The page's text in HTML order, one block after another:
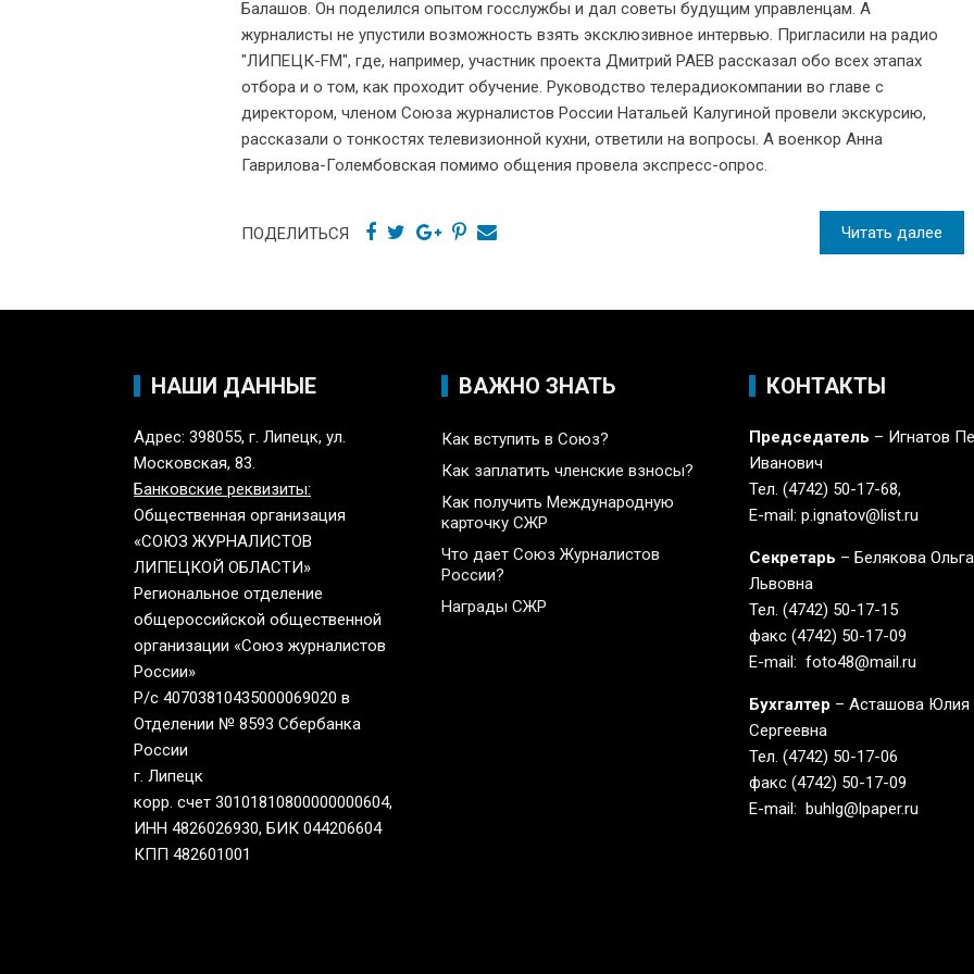
Балашов. Он поделился опытом госслужбы и дал советы будущим управленцам. А
журналисты не упустили возможность взять эксклюзивное интервью. Пригласили на радио
"ЛИПЕЦК-FM", где, например, участник проекта Дмитрий РАЕВ рассказал обо всех этапах
отбора и о том, как проходит обучение. Руководство телерадиокомпании во главе с
директором, членом Союза журналистов России Натальей Калугиной провели экскурсию,
рассказали о тонкостях телевизионной кухни, ответили на вопросы. А военкор Анна
Гаврилова-Голембовская помимо общения провела экспресс-опрос.
Читать далее
ПОДЕЛИТЬСЯ
НАШИ ДАННЫЕ
Адрес: 398055, г. Липецк, ул.
Московская, 83.
Банковские реквизиты:
Общественная организация
«СОЮЗ ЖУРНАЛИСТОВ
ЛИПЕЦКОЙ ОБЛАСТИ»
Региональное отделение
общероссийской общественной
организации «Союз журналистов
России»
Р/с 40703810435000069020 в
Отделении № 8593 Сбербанка
России
г. Липецк
корр. счет 30101810800000000604,
ИНН 4826026930, БИК 044206604
КПП 482601001
ВАЖНО ЗНАТЬ
Как вступить в Союз?
Как заплатить членские взносы?
Как получить Международную
карточку СЖР
Что дает Союз Журналистов
России?
Награды СЖР
КОНТАКТЫ
Председатель – Игнатов
Иванович
Тел. (4742) 50-17-68,
E-mail: p.ignatov@list.ru
Секретарь – Белякова Ольга
Львовна
Тел. (4742) 50-17-15
факс (4742) 50-17-09
E-mail: foto48@mail.ru
Бухгалтер – Асташова Юлия
Сергеевна
Тел. (4742) 50-17-06
факс (4742) 50-17-09
E-mail: buhlg@lpaper.ru